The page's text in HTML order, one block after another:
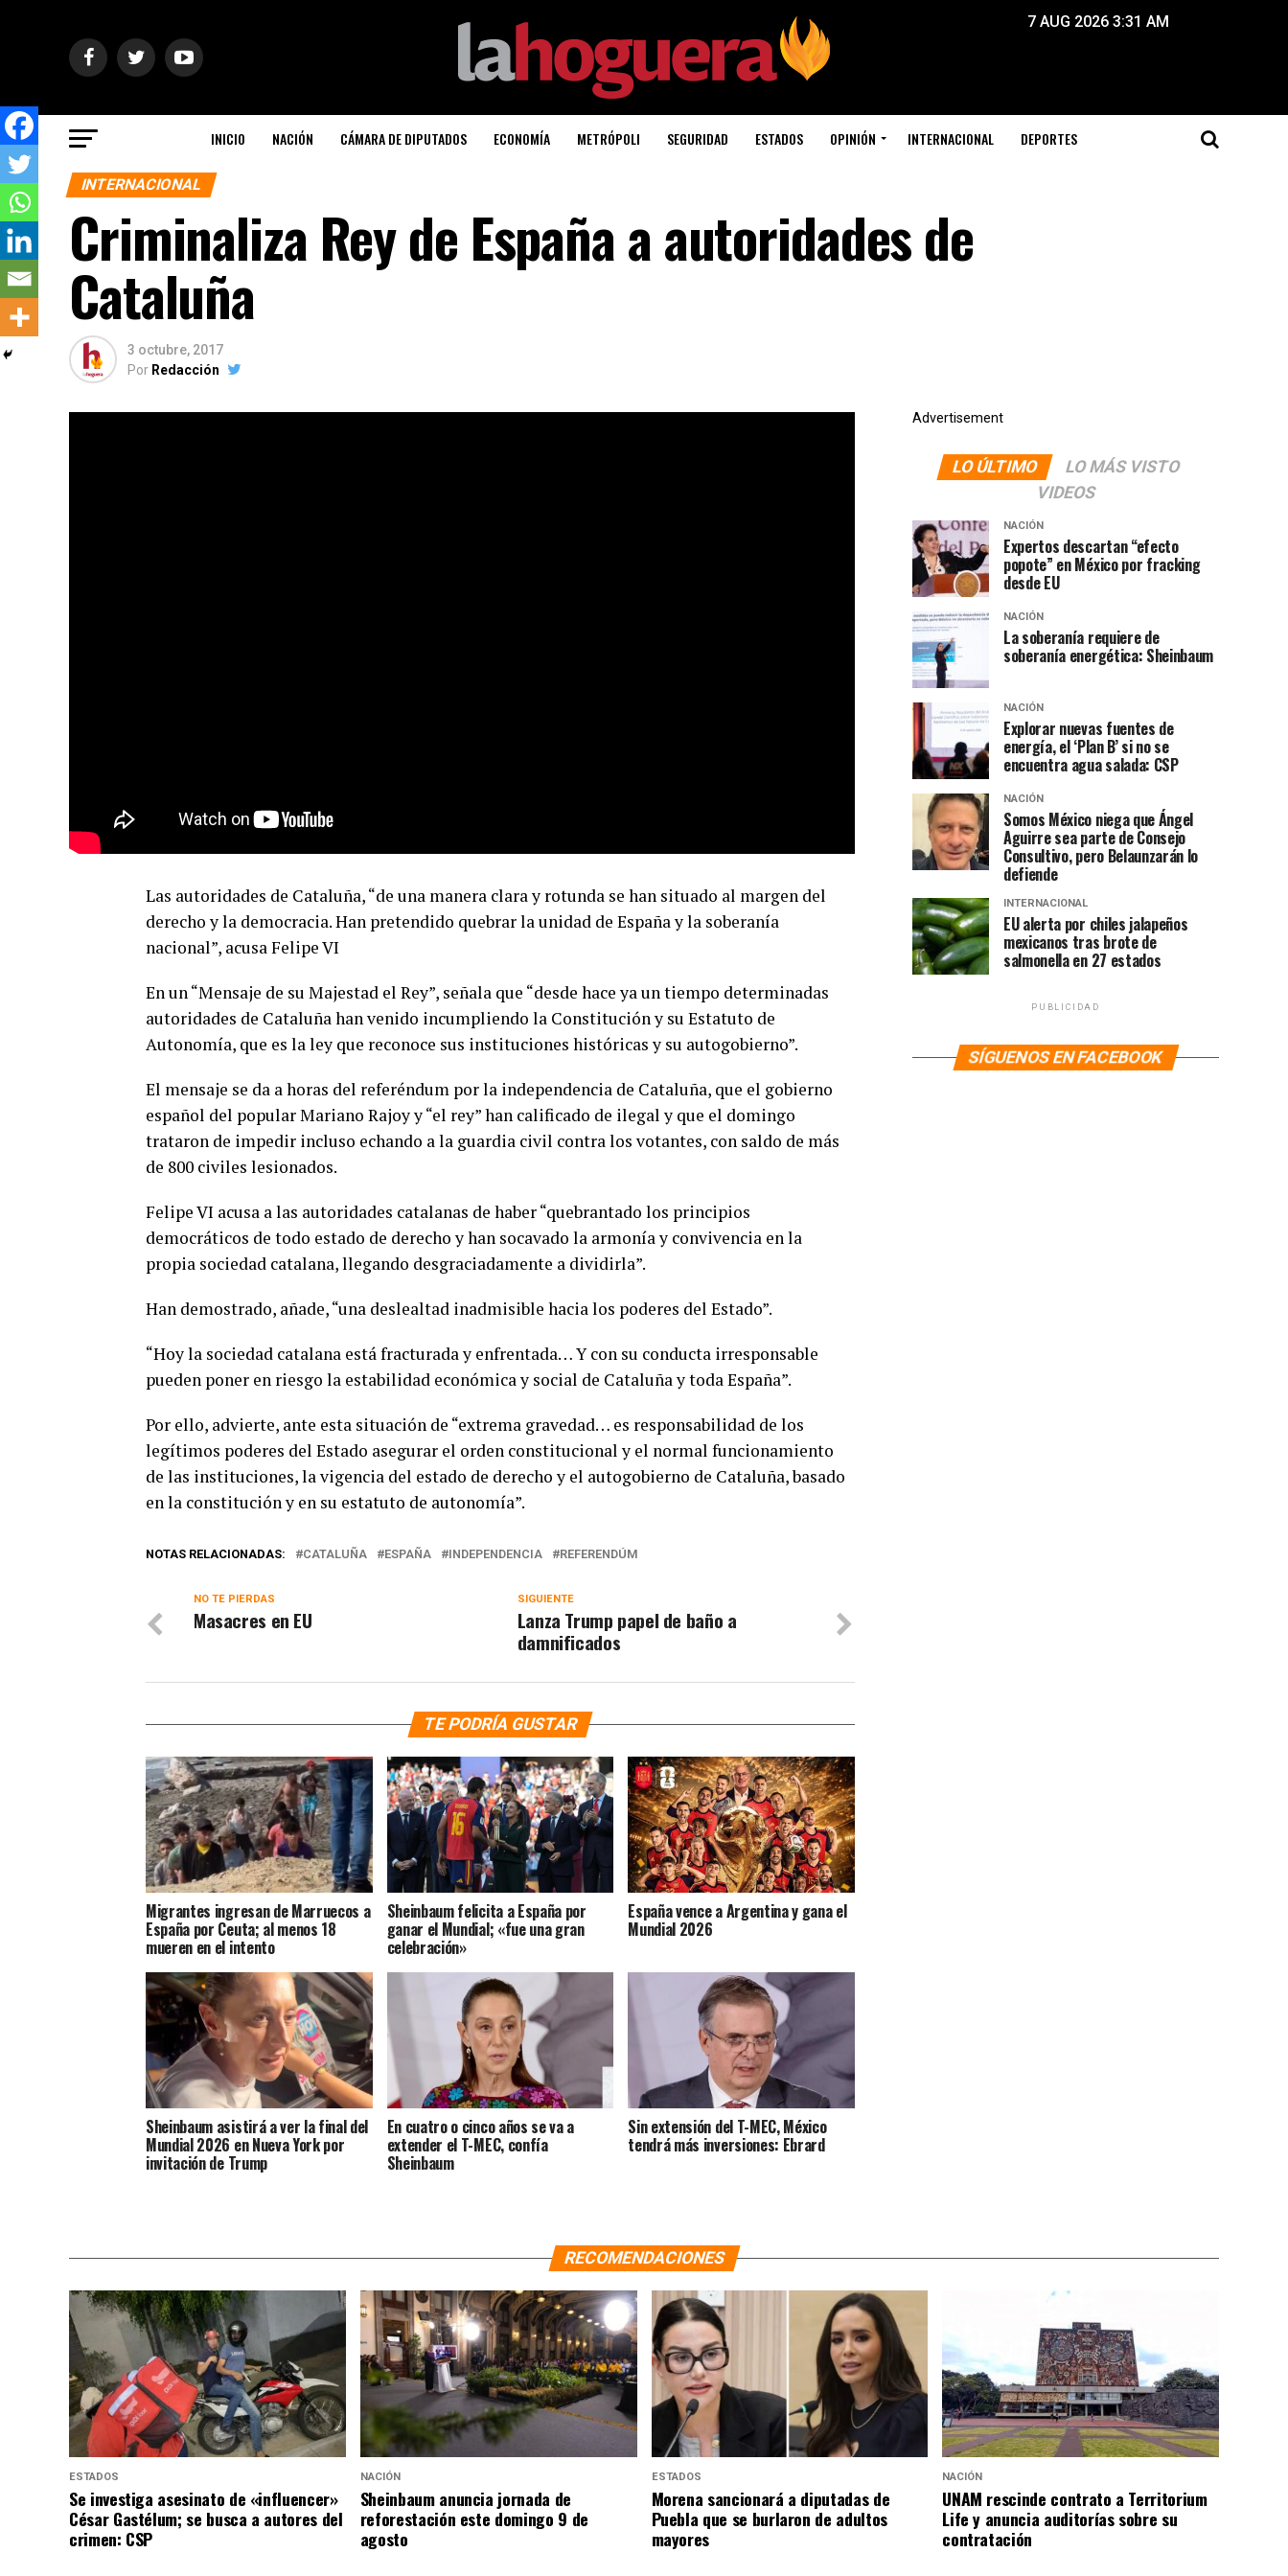
7 AUG 2026 3:31 AM
INICIO NACIÓN CÁMARA DE DIPUTADOS ECONOMÍA METRÓPOLI SEGURIDAD ESTADOS OPINIÓN INTERNACIONAL DEPORTES
INTERNACIONAL
Criminaliza Rey de España a autoridades de
Cataluña
3 octubre, 2017
Por Redacción
Las autoridades de Cataluña, “de una manera clara y rotunda se han situado al margen del
derecho y la democracia. Han pretendido quebrar la unidad de España y la soberanía
nacional”, acusa Felipe VI
En un “Mensaje de su Majestad el Rey”, señala que “desde hace ya un tiempo determinadas
autoridades de Cataluña han venido incumpliendo la Constitución y su Estatuto de
Autonomía, que es la ley que reconoce sus instituciones históricas y su autogobierno”.
El mensaje se da a horas del referéndum por la independencia de Cataluña, que el gobierno
español del popular Mariano Rajoy y “el rey” han calificado de ilegal y que el domingo
trataron de impedir incluso echando a la guardia civil contra los votantes, con saldo de más
de 800 civiles lesionados.
Felipe VI acusa a las autoridades catalanas de haber “quebrantado los principios
democráticos de todo estado de derecho y han socavado la armonía y convivencia en la
propia sociedad catalana, llegando desgraciadamente a dividirla”.
Han demostrado, añade, “una deslealtad inadmisible hacia los poderes del Estado”.
“Hoy la sociedad catalana está fracturada y enfrentada… Y con su conducta irresponsable
pueden poner en riesgo la estabilidad económica y social de Cataluña y toda España”.
Por ello, advierte, ante esta situación de “extrema gravedad… es responsabilidad de los
legítimos poderes del Estado asegurar el orden constitucional y el normal funcionamiento
de las instituciones, la vigencia del estado de derecho y el autogobierno de Cataluña, basado
en la constitución y en su estatuto de autonomía”.
NOTAS RELACIONADAS: CATALUÑA ESPAÑA INDEPENDENCIA REFERENDÚM
SIGUIENTE
Lanza Trump papel de baño a
damnificados
NO TE PIERDAS
Masacres en EU
TE PODRÍA GUSTAR
Migrantes ingresan de Marruecos a
España por Ceuta; al menos 18
mueren en el intento
Sheinbaum felicita a España por
ganar el Mundial; «fue una gran
celebración»
España vence a Argentina y gana el
Mundial 2026
Sheinbaum asistirá a ver la final del
Mundial 2026 en Nueva York por
invitación de Trump
En cuatro o cinco años se va a
extender el T-MEC, confía
Sheinbaum
Sin extensión del T-MEC, México
tendrá más inversiones: Ebrard
Advertisement
LO ÚLTIMO
LO MÁS VISTO
VIDEOS
NACIÓN
Expertos descartan “efecto
popote” en México por fracking
desde EU
NACIÓN
La soberanía requiere de
soberanía energética: Sheinbaum
NACIÓN
Explorar nuevas fuentes de
energía, el ‘Plan B’ si no se
encuentra agua salada: CSP
NACIÓN
Somos México niega que Ángel
Aguirre sea parte de Consejo
Consultivo, pero Belaunzarán lo
defiende
INTERNACIONAL
EU alerta por chiles jalapeños
mexicanos tras brote de
salmonella en 27 estados
PUBLICIDAD
SÍGUENOS EN FACEBOOK
RECOMENDACIONES
ESTADOS
Se investiga asesinato de «influencer»
César Gastélum; se busca a autores del
crimen: CSP
NACIÓN
Sheinbaum anuncia jornada de
reforestación este domingo 9 de
agosto
ESTADOS
Morena sancionará a diputadas de
Puebla que se burlaron de adultos
mayores
NACIÓN
UNAM rescinde contrato a Territorium
Life y anuncia auditorías sobre su
contratación